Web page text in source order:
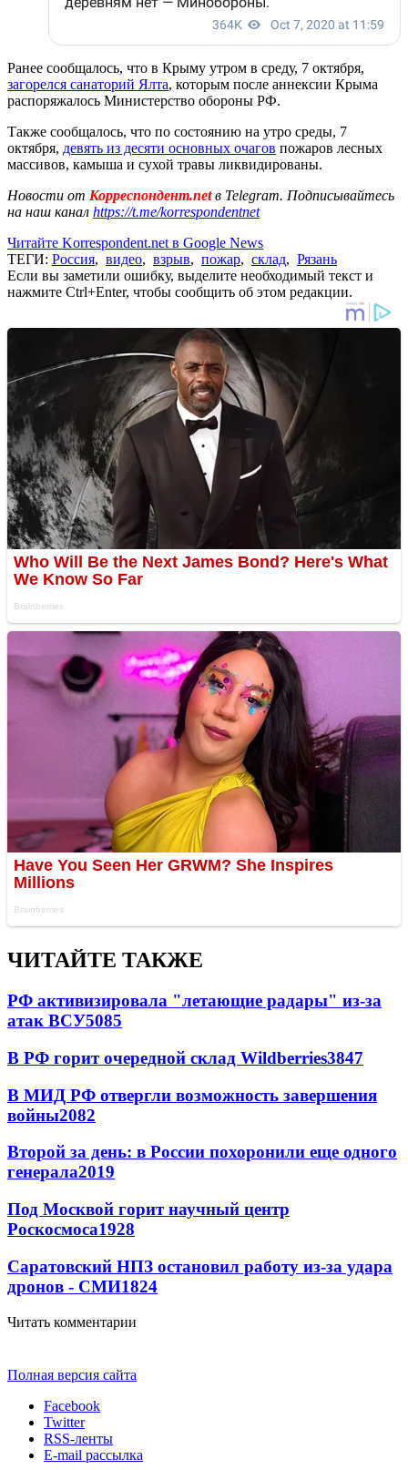
Ранее сообщалось, что в Крыму утром в среду, 7 октября,
загорелся санаторий Ялта, которым после аннексии Крыма
распоряжалось Министерство обороны РФ.
Также сообщалось, что по состоянию на утро среды, 7
октября, девять из десяти основных очагов пожаров лесных
массивов, камыша и сухой травы ликвидированы.
Новости от Корреспондент.netв Telegram. Подписывайтесь
на наш канал https://t.me/korrespondentnet
Читайте Korrespondent.net в Google News
ТЕГИ: Россия, видео, взрыв, пожар, склад, Рязань
Если вы заметили ошибку, выделите необходимый текст и
нажмите Ctrl+Enter, чтобы сообщить об этом редакции.
ЧИТАЙТЕ ТАКЖЕ
РФ активизировала "летающие радары" из-за
атак ВСУ5085
В РФ горит очередной склад Wildberries3847
В МИД РФ отвергли возможность завершения
войны2082
Второй за день: в России похоронили еще одного
генерала2019
Под Москвой горит научный центр
Роскосмоса1928
Саратовский НПЗ остановил работу из-за удара
дронов - СМИ1824
Читать комментарии
Полная версия сайта
Facebook
Twitter
RSS-ленты
E-mail рассылка